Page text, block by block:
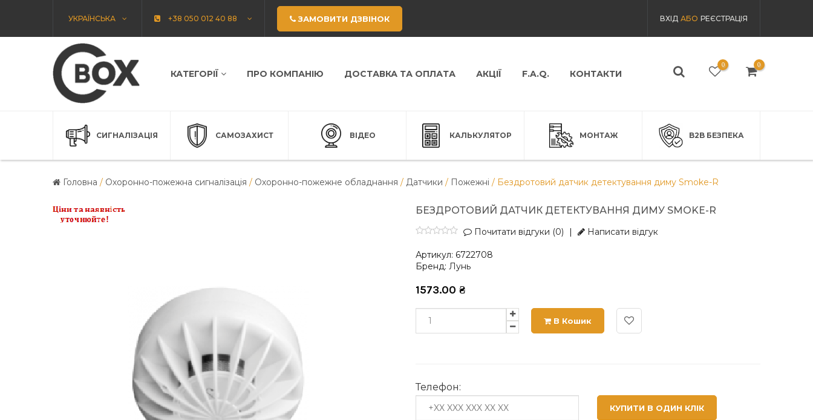
УКРАЇНСЬКА +38 050 012 40 88 ЗАМОВИТИ ДЗВІНОК ВХІД АБО РЕЄСТРАЦІЯ
КАТЕГОРІЇ ПРО КОМПАНІЮ ДОСТАВКА ТА ОПЛАТА АКЦІЇ F.A.Q. КОНТАКТИ
0 0
СИГНАЛІЗАЦІЯ САМОЗАХИСТ ВІДЕО КАЛЬКУЛЯТОР МОНТАЖ B2B БЕЗПЕКА
Головна / Охоронно-пожежна сигналізація / Охоронно-пожежне обладнання / Датчики / Пожежні / Бездротовий датчик детектування диму Smoke-R
БЕЗДРОТОВИЙ ДАТЧИК ДЕТЕКТУВАННЯ ДИМУ SMOKE-R
Почитати відгуки (0) | Написати відгук
Артикул: 6722708
Бренд: Лунь
1573.00 ₴
В Кошик
Телефон:
КУПИТИ В ОДИН КЛІК